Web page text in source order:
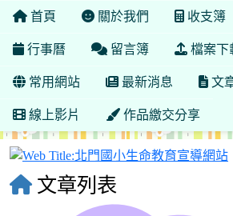
首頁 關於我們 收支簿
行事曆 留言簿 檔案下
常用網站 最新消息 文
線上影片 作品繳交分享
文章列表